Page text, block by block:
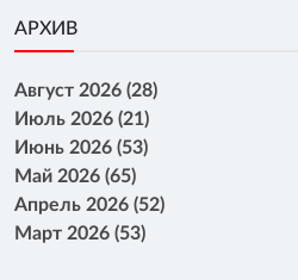
АРХИВ
Август 2026 (28)
Июль 2026 (21)
Июнь 2026 (53)
Май 2026 (65)
Апрель 2026 (52)
Март 2026 (53)